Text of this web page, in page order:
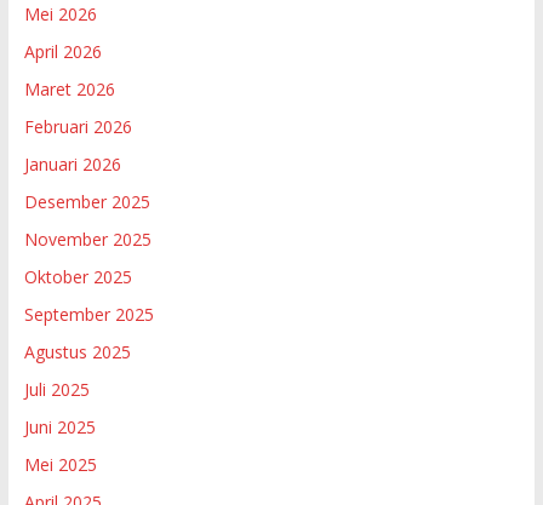
Mei 2026
April 2026
Maret 2026
Februari 2026
Januari 2026
Desember 2025
November 2025
Oktober 2025
September 2025
Agustus 2025
Juli 2025
Juni 2025
Mei 2025